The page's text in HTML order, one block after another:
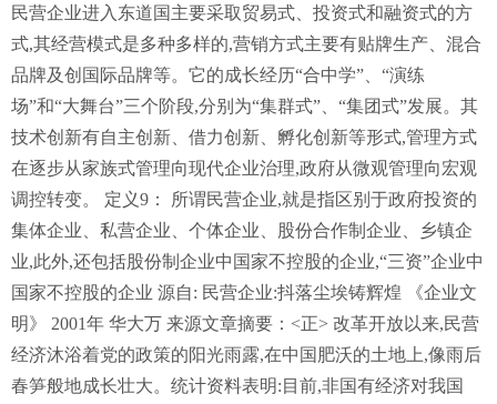
民营企业进入东道国主要采取贸易式、投资式和融资式的方
式,其经营模式是多种多样的,营销方式主要有贴牌生产、混合
品牌及创国际品牌等。它的成长经历“合中学”、“演练
场”和“大舞台”三个阶段,分别为“集群式”、“集团式”发展。其
技术创新有自主创新、借力创新、孵化创新等形式,管理方式
在逐步从家族式管理向现代企业治理,政府从微观管理向宏观
调控转变。 定义9： 所谓民营企业,就是指区别于政府投资的
集体企业、私营企业、个体企业、股份合作制企业、乡镇企
业,此外,还包括股份制企业中国家不控股的企业,“三资”企业中
国家不控股的企业 源自: 民营企业:抖落尘埃铸辉煌 《企业文
明》 2001年 华大万 来源文章摘要：<正> 改革开放以来,民营
经济沐浴着党的政策的阳光雨露,在中国肥沃的土地上,像雨后
春笋般地成长壮大。统计资料表明:目前,非国有经济对我国